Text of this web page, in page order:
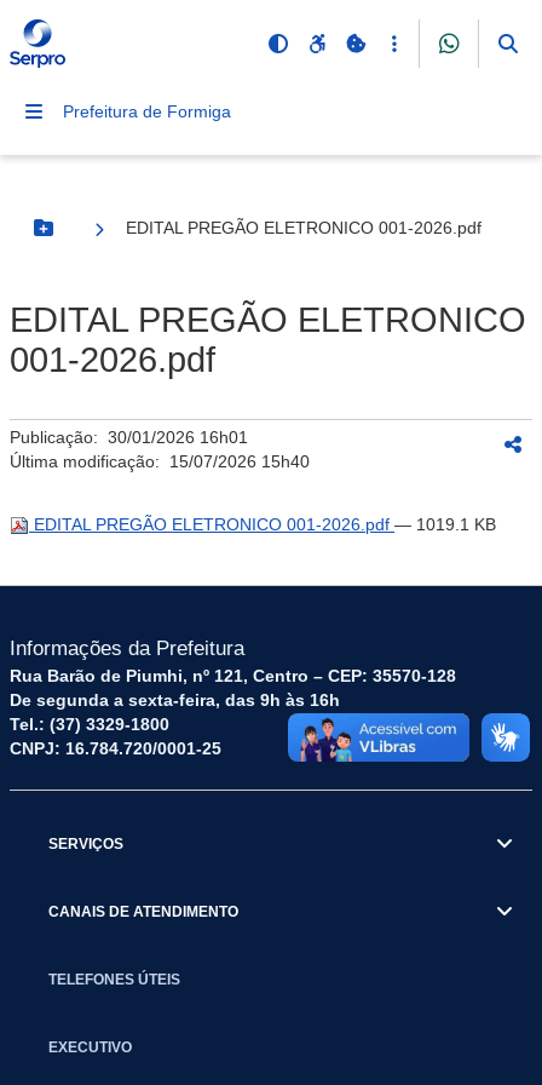
Prefeitura de Formiga
Botão Menu
EDITAL PREGÃO ELETRONICO 001-2026.pdf
EDITAL PREGÃO ELETRONICO
001-2026.pdf
Publicação: 30/01/2026 16h01
Última modificação: 15/07/2026 15h40
EDITAL PREGÃO ELETRONICO 001-2026.pdf — 1019.1 KB
Informações da Prefeitura
Rua Barão de Piumhi, nº 121, Centro – CEP: 35570-128
De segunda a sexta-feira, das 9h às 16h
Tel.: (37) 3329-1800
CNPJ: 16.784.720/0001-25
SERVIÇOS
CANAIS DE ATENDIMENTO
TELEFONES ÚTEIS
EXECUTIVO